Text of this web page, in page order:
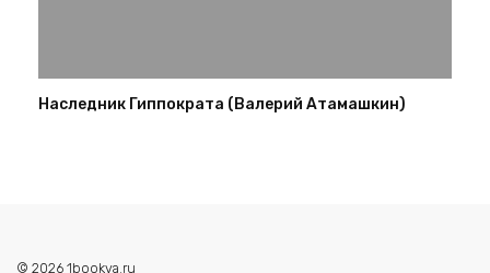
Наследник Гиппократа (Валерий Атамашкин)
© 2026 1bookva.ru